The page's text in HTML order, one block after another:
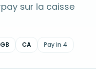
sur la caisse
GB CA Pay in 4